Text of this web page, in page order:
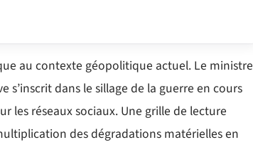
au contexte géopolitique actuel. Le ministre
dans le sillage de la guerre en cours
les réseaux sociaux. Une grille de lecture
des dégradations matérielles en